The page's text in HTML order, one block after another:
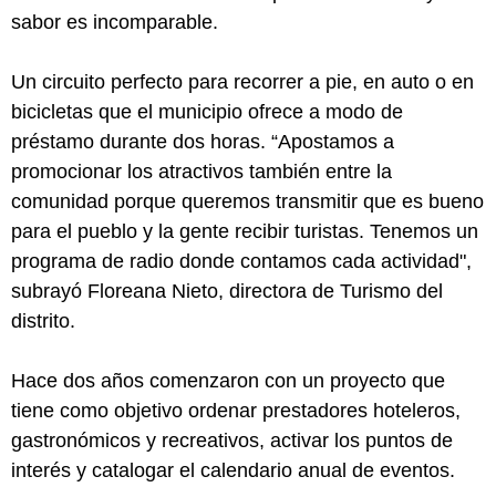
sabor es incomparable.
Un circuito perfecto para recorrer a pie, en auto o en
bicicletas que el municipio ofrece a modo de
préstamo durante dos horas. “Apostamos a
promocionar los atractivos también entre la
comunidad porque queremos transmitir que es bueno
para el pueblo y la gente recibir turistas. Tenemos un
programa de radio donde contamos cada actividad",
subrayó Floreana Nieto, directora de Turismo del
distrito.
Hace dos años comenzaron con un proyecto que
tiene como objetivo ordenar prestadores hoteleros,
gastronómicos y recreativos, activar los puntos de
interés y catalogar el calendario anual de eventos.